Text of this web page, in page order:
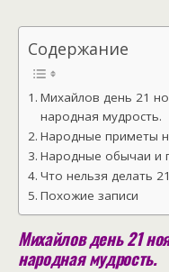
Содержание
Михайлов день 21
народная мудрость.
Народные приметы
Народные обычаи и
Что нельзя делать
Похожие записи
Михайлов день 21
народная мудрость.